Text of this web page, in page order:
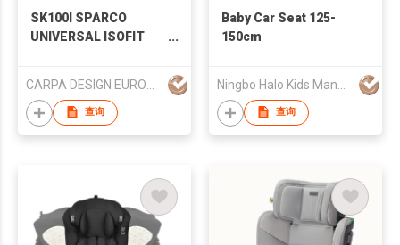
SK100I SPARCO
UNIVERSAL ISOFIT
查询
Baby Car Seat 125-
150cm
查询